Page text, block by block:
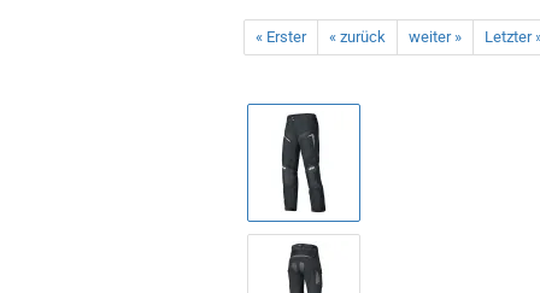
« Erster « zurück weiter » Letzter